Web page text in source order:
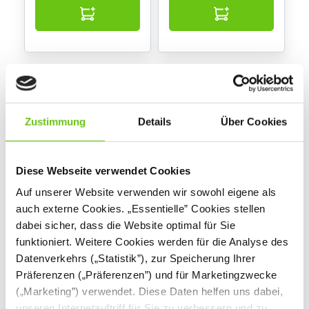
Zustimmung Details Über Cookies
Diese Webseite verwendet Cookies
Auf unserer Website verwenden wir sowohl eigene als
auch externe Cookies. „Essentielle” Cookies stellen
dabei sicher, dass die Website optimal für Sie
funktioniert. Weitere Cookies werden für die Analyse des
Datenverkehrs („Statistik”), zur Speicherung Ihrer
Präferenzen („Präferenzen”) und für Marketingzwecke
(„Marketing”) verwendet. Diese Daten helfen uns dabei,
Einzeltisch Fachraum
199,90 €
Schreibtisch Quadro
241,90 €